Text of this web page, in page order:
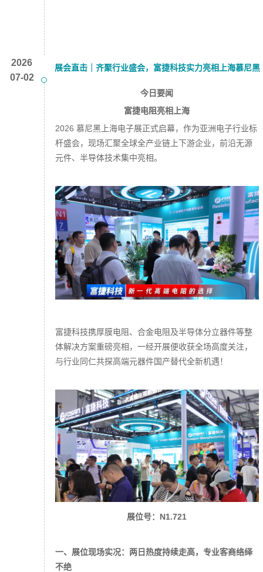
2026
07-02
展会直击｜齐聚行业盛会，富捷科技实力亮相上海慕尼黑
今日要闻
富捷电阻亮相上海
2026 慕尼黑上海电子展正式启幕，作为亚洲电子行业标
杆盛会，现场汇聚全球全产业链上下游企业，前沿无源
元件、半导体技术集中亮相。
富捷科技携厚膜电阻、合金电阻及半导体分立器件等整
体解决方案重磅亮相，一经开展便收获全场高度关注，
与行业同仁共探高端元器件国产替代全新机遇！
展位号：N1.721
一、展位现场实况：两日热度持续走高，专业客商络绎
不绝